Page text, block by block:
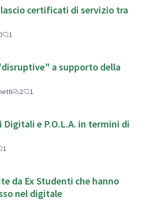
certificati di servizio tra
1
a supporto della
2 1
Digitali e P.O.L.A. in termini di
1
da Ex Studenti che hanno
nel digitale